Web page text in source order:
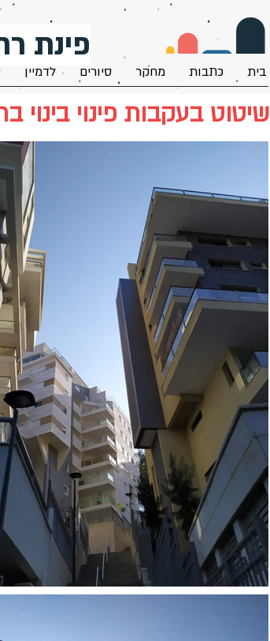
פינת
לדמיין סיורים מחקר כתבות בית
שיטוט בעקבות פינוי בינוי